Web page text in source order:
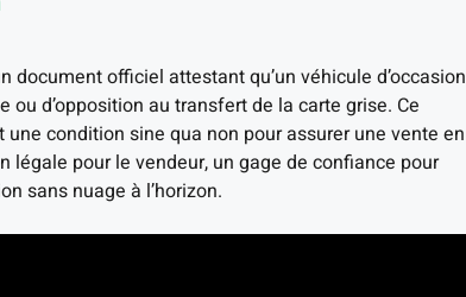
document officiel attestant qu’un véhicule d’occasion
ou d’opposition au transfert de la carte grise. Ce
condition sine qua non pour assurer une vente en
légale pour le vendeur, un gage de confiance pour
sans nuage à l’horizon.